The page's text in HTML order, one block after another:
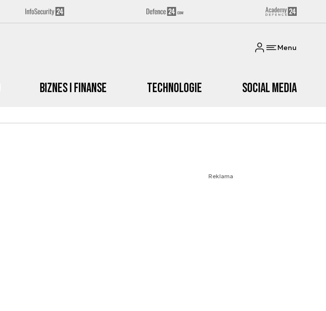
Menu
Biznes i Finanse Technologie Social media
Reklama